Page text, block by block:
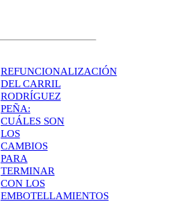
REFUNCIONALIZACIÓN
DEL CARRIL
RODRÍGUEZ
PEÑA:
CUÁLES SON
LOS
CAMBIOS
PARA
TERMINAR
CON LOS
EMBOTELLAMIENTOS